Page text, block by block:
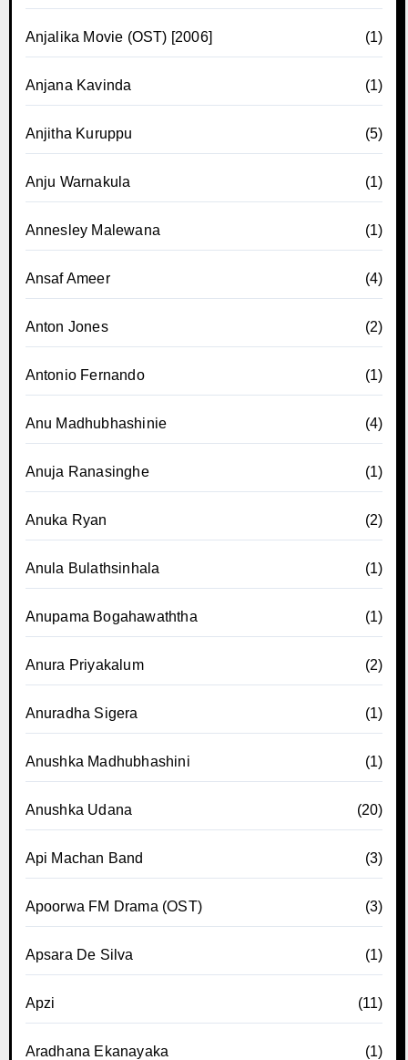
Anjalika Movie (OST) [2006] (1)
Anjana Kavinda (1)
Anjitha Kuruppu (5)
Anju Warnakula (1)
Annesley Malewana (1)
Ansaf Ameer (4)
Anton Jones (2)
Antonio Fernando (1)
Anu Madhubhashinie (4)
Anuja Ranasinghe (1)
Anuka Ryan (2)
Anula Bulathsinhala (1)
Anupama Bogahawaththa (1)
Anura Priyakalum (2)
Anuradha Sigera (1)
Anushka Madhubhashini (1)
Anushka Udana (20)
Api Machan Band (3)
Apoorwa FM Drama (OST) (3)
Apsara De Silva (1)
Apzi (11)
Aradhana Ekanayaka (1)